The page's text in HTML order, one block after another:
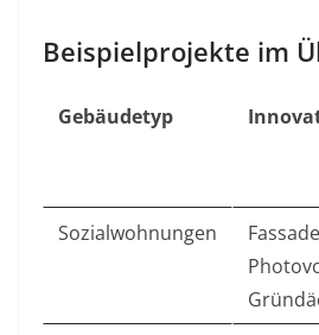
Beispielprojekte im
Gebäudetyp
Sozialwohnungen